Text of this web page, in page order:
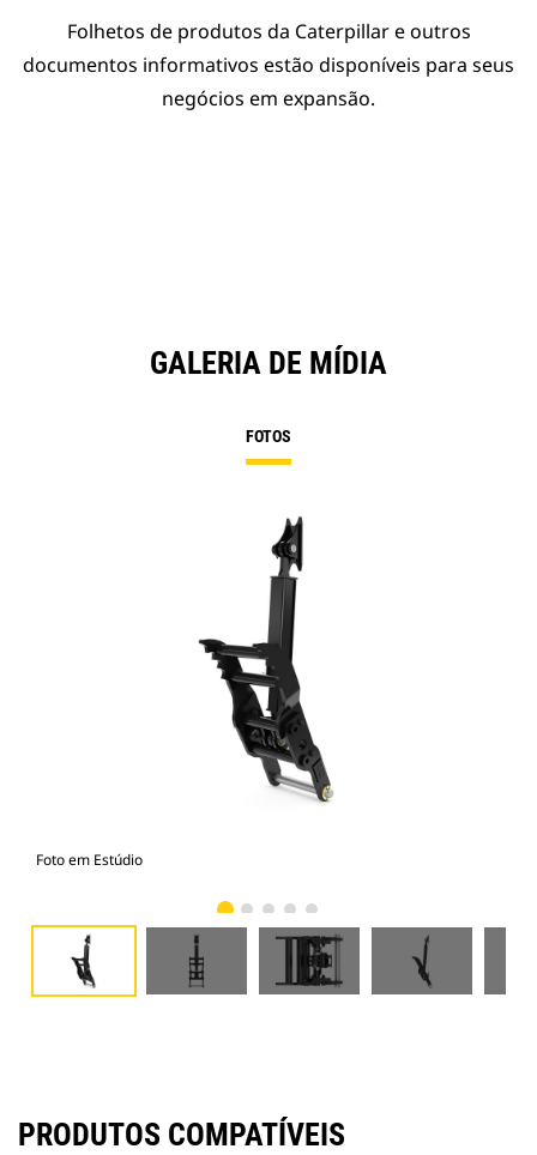
Folhetos de produtos da Caterpillar e outros
documentos informativos estão disponíveis para seus
negócios em expansão.
GALERIA DE MÍDIA
FOTOS
Foto em Estúdio
PRODUTOS COMPATÍVEIS